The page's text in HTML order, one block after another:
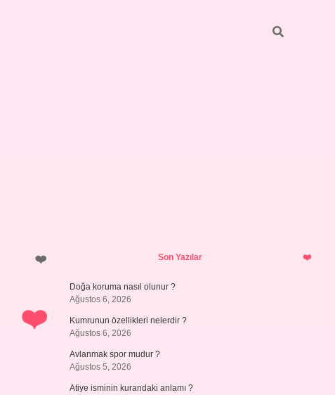
SidebarSon Yazılar
Doğa koruma nasıl olunur ?
Ağustos 6, 2026
Kumrunun özellikleri nelerdir ?
Ağustos 6, 2026
Avlanmak spor mudur ?
Ağustos 5, 2026
Atiye isminin kurandaki anlamı ?